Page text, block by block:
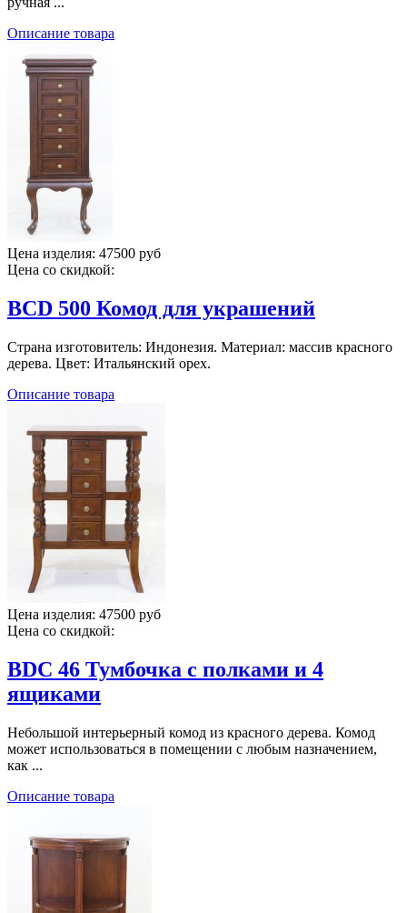
Описание товара
Цена изделия: 47500 руб
Цена со скидкой:
BCD 500 Комод для украшений
Страна изготовитель: Индонезия. Материал: массив красного
дерева. Цвет: Итальянский орех.
Описание товара
Цена изделия: 47500 руб
Цена со скидкой:
BDC 46 Тумбочка с полками и 4
ящиками
Небольшой интерьерный комод из красного дерева. Комод
может использоваться в помещении с любым назначением,
как ...
Описание товара